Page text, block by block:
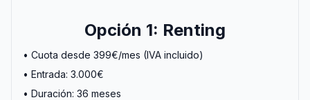
Opción 1: Renting
• Cuota desde 399€/mes (IVA incluido)
• Entrada: 3.000€
• Duración: 36 meses